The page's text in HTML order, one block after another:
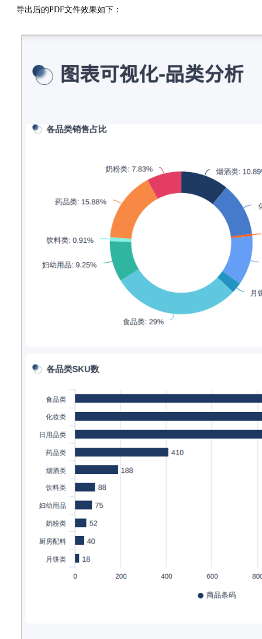
导出后的PDF文件效果如下：